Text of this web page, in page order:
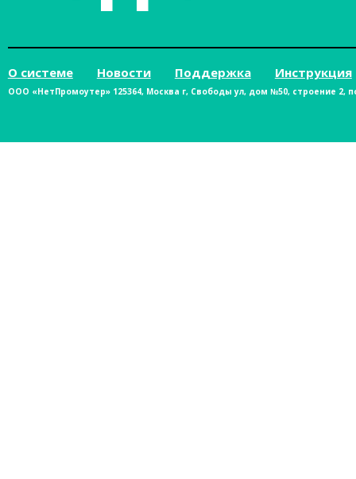
О системе Новости Поддержка Инструкция
ООО «НетПромоутер» 125364, Москва г, Свободы ул, дом №50, строение 2,